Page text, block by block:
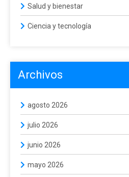
Salud y bienestar
Ciencia y tecnología
Archivos
agosto 2026
julio 2026
junio 2026
mayo 2026